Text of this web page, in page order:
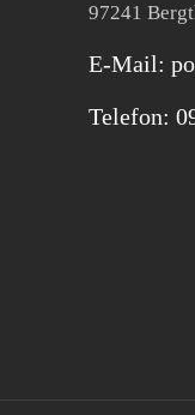
97241
E-Mail:
Telefon: